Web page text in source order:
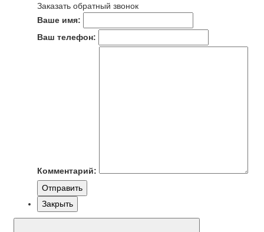
Заказать обратный звонок
Ваше имя:
Ваш телефон:
Комментарий:
Отправить
Закрыть